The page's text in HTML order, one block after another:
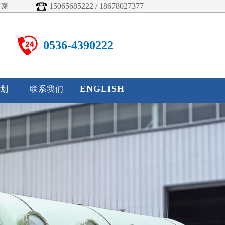
15065685222 / 18678027377
0536-4390222
联系我们 ENGLISH